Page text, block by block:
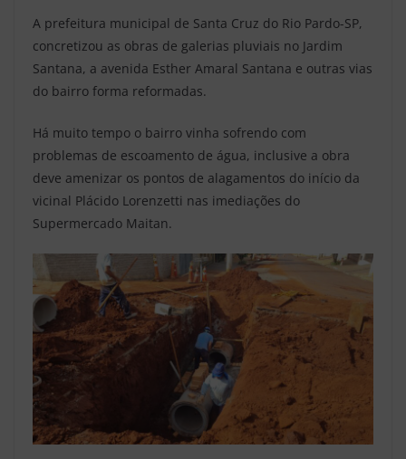
A prefeitura municipal de Santa Cruz do Rio Pardo-SP,
concretizou as obras de galerias pluviais no Jardim
Santana, a avenida Esther Amaral Santana e outras vias
do bairro forma reformadas.
Há muito tempo o bairro vinha sofrendo com
problemas de escoamento de água, inclusive a obra
deve amenizar os pontos de alagamentos do início da
vicinal Plácido Lorenzetti nas imediações do
Supermercado Maitan.